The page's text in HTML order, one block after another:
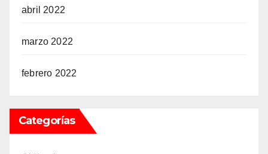
abril 2022
marzo 2022
febrero 2022
Categorías